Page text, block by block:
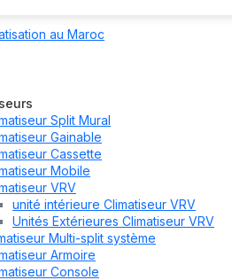
Split Mural
Gainable
Cassette
Mobile
VRV
unité intérieure Climatiseur VRV
Unités Extérieures Climatiseur VRV
Multi-split système
Armoire
Console